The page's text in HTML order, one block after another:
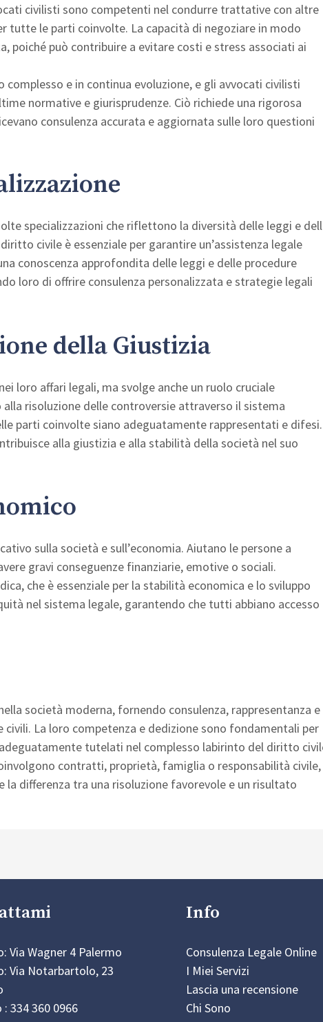
civilisti sono competenti nel condurre trattative con altre
tutte le parti coinvolte. La capacità di negoziare in modo
poiché può contribuire a evitare costi e stress associati ai
complesso e in continua evoluzione, e gli avvocati civilisti
normative e giurisprudenze. Ciò richiede una rigorosa
consulenza accurata e aggiornata sulle loro questioni
specializzazioni che riflettono la diversità delle leggi e
civile è essenziale per garantire un’assistenza legale
conoscenza approfondita delle leggi e delle procedure
loro di offrire consulenza personalizzata e strategie legali
della Giustizia
loro affari legali, ma svolge anche un ruolo cruciale
risoluzione delle controversie attraverso il sistema
parti coinvolte siano adeguatamente rappresentati e difesi.
alla giustizia e alla stabilità della società nel suo
sulla società e sull’economia. Aiutano le persone a
gravi conseguenze finanziarie, emotive o sociali.
che è essenziale per la stabilità economica e lo sviluppo
nel sistema legale, garantendo che tutti abbiano accesso
società moderna, fornendo consulenza, rappresentanza e
La loro competenza e dedizione sono fondamentali per
tutelati nel complesso labirinto del diritto
contratti, proprietà, famiglia o responsabilità civile,
differenza tra una risoluzione favorevole e un risultato
Via Wagner 4 Palermo
Via Notarbartolo, 23
: 334 360 0966
Info
Consulenza Legale Online
I Miei Servizi
Lascia una recensione
Chi Sono